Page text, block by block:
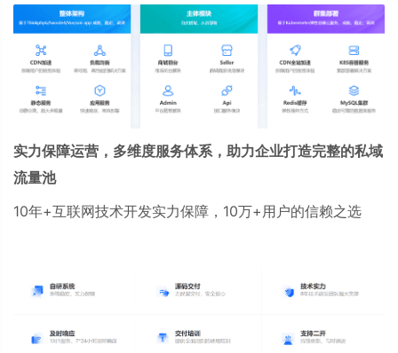
实力保障运营，多维度服务体系，助力企业打造完整的私域
流量池
10年+互联网技术开发实力保障， 10万+用户的信赖之选